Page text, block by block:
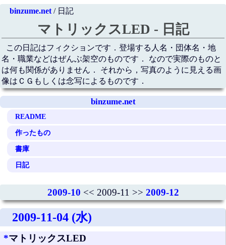
binzume.net/ 日記
マトリックスLED - 日記
この日記はフィクションです．登場する人名・団体名・地
名・職業などはぜんぶ架空のものです． なので実際のものと
は何も関係がありません． それから，写真のように見える画
像はＣＧもしくは念写によるものです．
binzume.net
README
作ったもの
書庫
日記
2009-10 << 2009-11 >> 2009-12
2009-11-04 (水)
*マトリックスLED